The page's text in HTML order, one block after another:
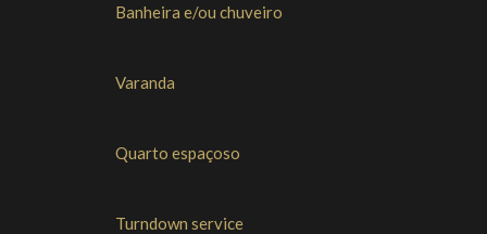
Banheira e/ou chuveiro
Varanda
Quarto espaçoso
Turndown service